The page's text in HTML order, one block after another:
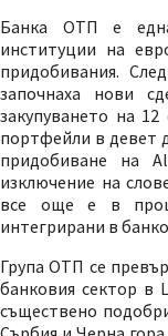
Банка ОТП е
институции на
придобивания.
започнаха нови
закупуването на
портфейли в девет
придобиване на
изключение на
все още е в
интегрирани в
Група ОТП се
банковия сектор в
съществено